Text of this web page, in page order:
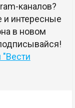
каналов?
интересные
в новом
"Вести